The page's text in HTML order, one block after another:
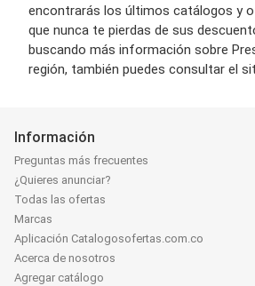
encontrarás los últimos catálogos y
que nunca te pierdas de sus
buscando más información sobre
región, también puedes consultar el
Información
Preguntas más frecuentes
¿Quieres anunciar?
Todas las ofertas
Marcas
Aplicación Catalogosofertas.com.co
Acerca de nosotros
Agregar catálogo